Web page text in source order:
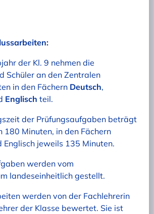
der Kl. 9 nehmen die
Schüler an den Zentralen
in den Fächern Deutsch,
Englisch teil.
der Prüfungsaufgaben beträgt
180 Minuten, in den Fächern
Englisch jeweils 135 Minuten.
werden vom
landeseinheitlich gestellt.
werden von der Fachlehrerin
der Klasse bewertet. Sie ist